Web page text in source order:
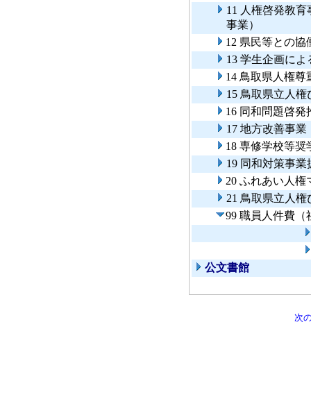
11 人権啓発教
事業）
12 県民等との
13 学生企画に
14 鳥取県人権
15 鳥取県立人
16 同和問題啓発
17 地方改善事業
18 専修学校等奨
19 同和対策事業
20 ふれあい人権
21 鳥取県立人
99 職員人件費（
公文書館
次